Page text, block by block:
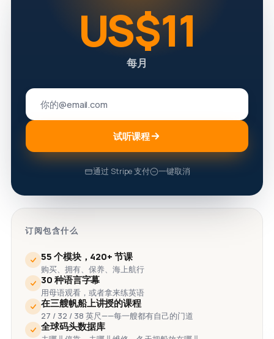
US$11
每月
试听课程
通过 Stripe 支付 一键取消
订阅包含什么
55 个模块，420+ 节课
购买、拥有、保养、海上航行
30 种语言字幕
用母语观看，或者拿来练英语
在三艘帆船上讲授的课程
27 / 32 / 38 英尺——每一艘都有自己的门道
全球码头数据库